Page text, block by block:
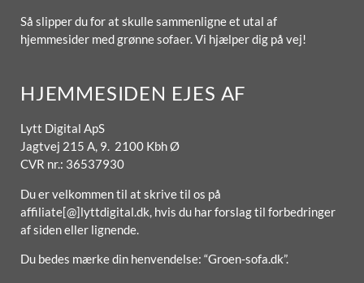
Så slipper du for at skulle sammenligne et utal af
hjemmesider med grønne sofaer. Vi hjælper dig på vej!
HJEMMESIDEN EJES AF
Lytt Digital ApS
Jagtvej 215 A, 9. 2100 Kbh Ø
CVR nr.: 36537930
Du er velkommen til at skrive til os på
affiliate[@]lyttdigital.dk, hvis du har forslag til forbedringer
af siden eller lignende.
Du bedes mærke din henvendelse: “Groen-sofa.dk”.